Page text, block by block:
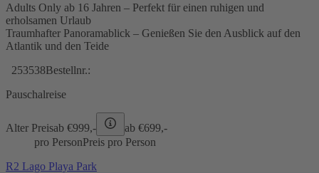
Adults Only ab 16 Jahren – Perfekt für einen ruhigen und
erholsamen Urlaub
Traumhafter Panoramablick – Genießen Sie den Ausblick auf den
Atlantik und den Teide
253538Bestellnr.:
Pauschalreise
Alter Preisab €999,- ab €699,-
pro PersonPreis pro Person
R2 Lago Playa Park